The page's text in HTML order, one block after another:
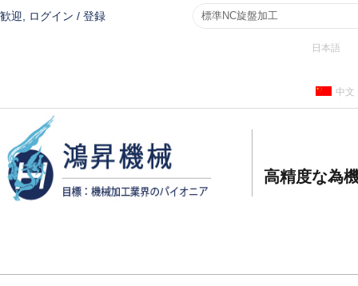
歓迎, ログイン / 登録
日本語
中文
高精度な為